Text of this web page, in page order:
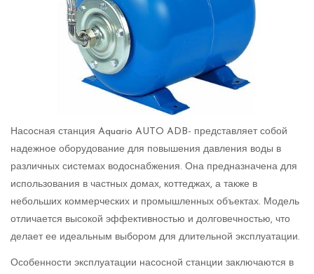
Насосная станция Aquario AUTO ADB- представляет собой
надежное оборудование для повышения давления воды в
различных системах водоснабжения. Она предназначена для
использования в частных домах, коттеджах, а также в
небольших коммерческих и промышленных объектах. Модель
отличается высокой эффективностью и долговечностью, что
делает ее идеальным выбором для длительной эксплуатации.
Особенности эксплуатации насосной станции заключаются в